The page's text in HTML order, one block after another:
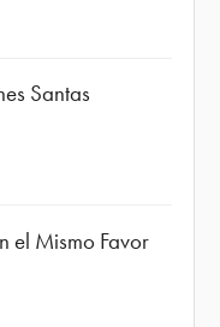
Santas
el Mismo Favor